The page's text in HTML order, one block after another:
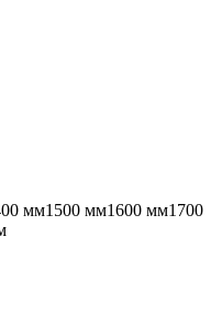
мм1500 мм1600 мм1700